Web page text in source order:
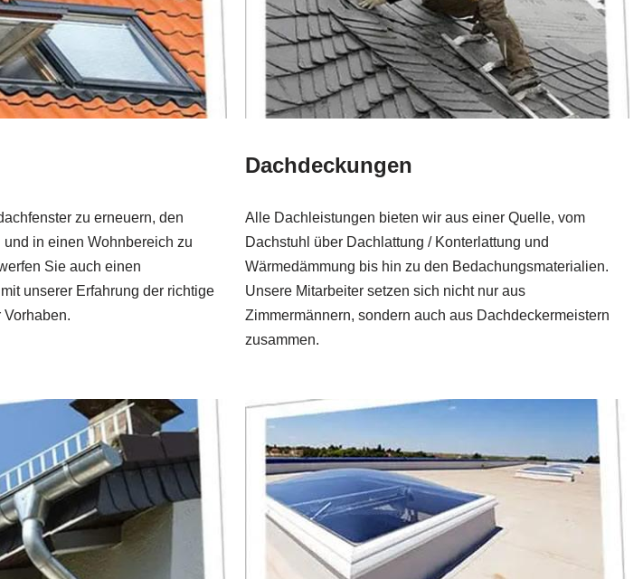
zu erneuern, den
in einen Wohnbereich zu
Sie auch einen
unserer Erfahrung der richtige
Vorhaben.
Dachdeckungen
Alle Dachleistungen bieten wir aus einer Quelle, vom
Dachstuhl über Dachlattung / Konterlattung und
Wärmedämmung bis hin zu den Bedachungsmaterialien.
Unsere Mitarbeiter setzen sich nicht nur aus
Zimmermännern, sondern auch aus Dachdeckermeistern
zusammen.